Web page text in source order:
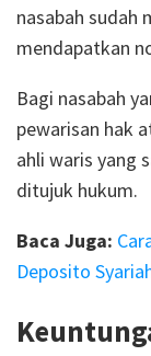
nasabah sudah
mendapatkan
Bagi nasabah
pewarisan hak
ahli waris yang
ditujuk hukum.
Baca Juga:
Deposito